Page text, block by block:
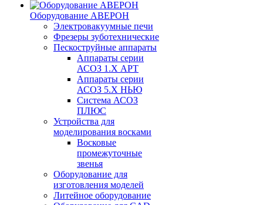
Оборудование АВЕРОН
Электровакуумные печи
Фрезеры зуботехнические
Пескоструйные аппараты
Аппараты серии
АСОЗ 1.Х АРТ
Аппараты серии
АСОЗ 5.Х НЬЮ
Система АСОЗ
ПЛЮС
Устройства для
моделирования восками
Восковые
промежуточные
звенья
Оборудование для
изготовления моделей
Литейное оборудование